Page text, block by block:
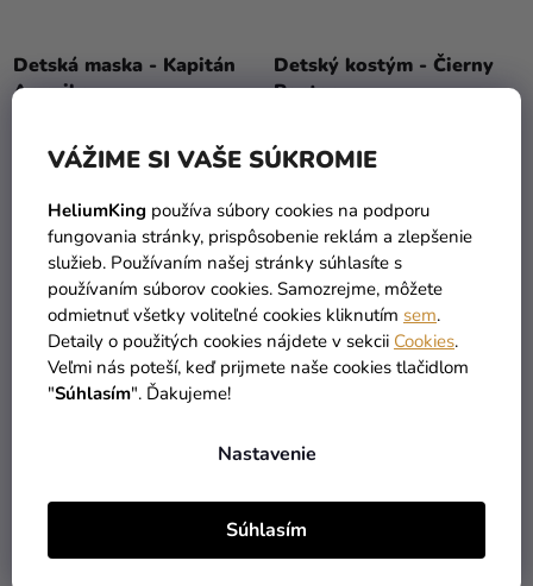
VÁŽIME SI VAŠE SÚKROMIE
HeliumKing používa súbory cookies na podporu
fungovania stránky, prispôsobenie reklám a zlepšenie
služieb. Používaním našej stránky súhlasíte s
používaním súborov cookies. Samozrejme, môžete
odmietnuť všetky voliteľné cookies kliknutím sem.
Detaily o použitých cookies nájdete v sekcii Cookies.
Veľmi nás poteší, keď prijmete naše cookies tlačidlom
"Súhlasím". Ďakujeme!
Nastavenie
Súhlasím
Detská maska - Kapitán
Amerika
6,99 €
DO KOŠÍKA
Detský kostým - Čierny
Panter
hodnotenie
hviezdičiek.
32,69 €
DETAIL
Detský kostým - Kapitán
Detský kostým - Spider